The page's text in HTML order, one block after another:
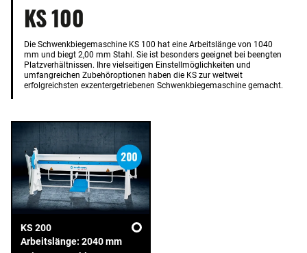
KS 100
Die Schwenkbiegemaschine KS 100 hat eine Arbeitslänge von 1040
mm und biegt 2,00 mm Stahl. Sie ist besonders geeignet bei beengten
Platzverhältnissen. Ihre vielseitigen Einstellmöglichkeiten und
umfangreichen Zubehöroptionen haben die KS zur weltweit
erfolgreichsten exzentergetriebenen Schwenkbiegemaschine gemacht.
KS 200
Arbeitslänge: 2040 mm